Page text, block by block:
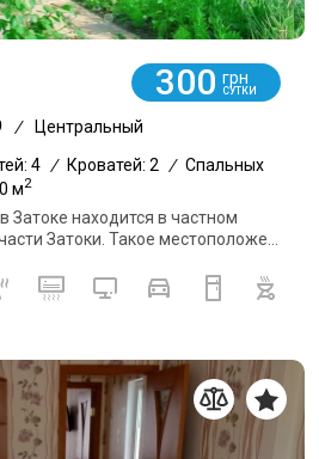
300 грн
СУТКИ
/
Центральный
4 / Кроватей: 2 / Спальных
м2
Затоке находится в частном
Затоки. Такое местоположе...